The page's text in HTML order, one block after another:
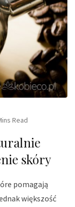
Read
skóry
pomagają
większość